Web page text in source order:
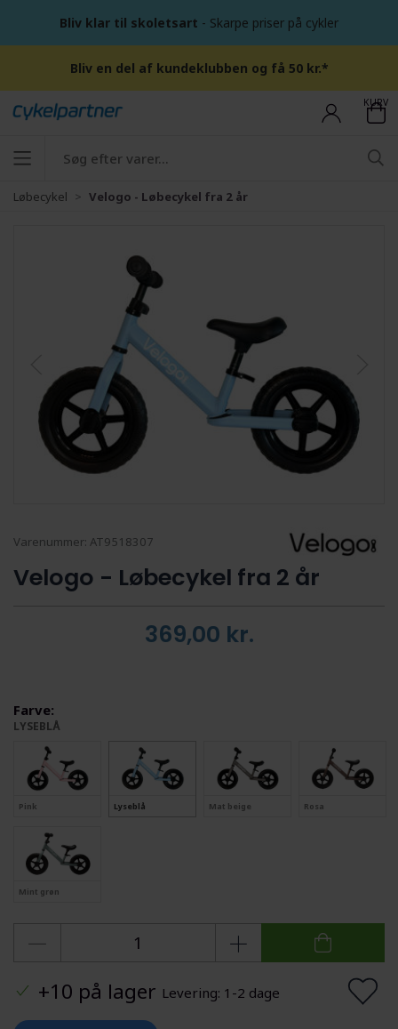
Bliv klar til skoletsart - Skarpe priser på cykler
Bliv en del af kundeklubben og få 50 kr.*
KURV
Løbecykel Velogo - Løbecykel fra 2 år
Varenummer: AT9518307
Velogo - Løbecykel fra 2 år
369,00 kr.
Farve:
LYSEBLÅ
Pink Lyseblå Mat beige Rosa
Mint grøn
+10 på lager Levering: 1-2 dage